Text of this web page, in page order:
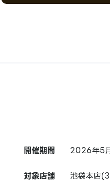
開催期間 2026年5
対象店舗 池袋本店